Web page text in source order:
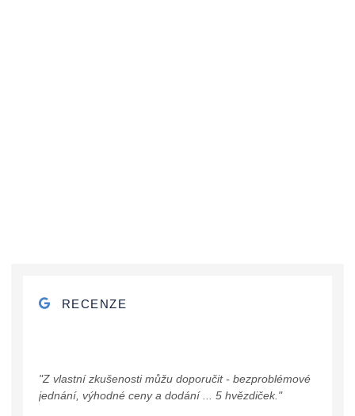
RECENZE
"Z vlastní zkušenosti můžu doporučit - bezproblémové
jednání, výhodné ceny a dodání ... 5 hvězdiček."